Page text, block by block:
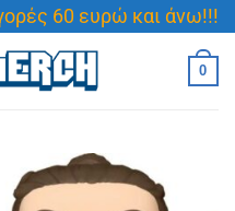
60 ευρώ και άνω!!!
0